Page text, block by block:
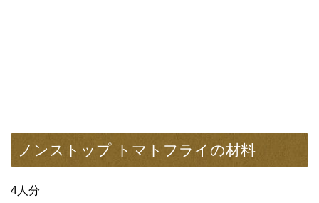
ノンストップ トマトフライの材料
4人分